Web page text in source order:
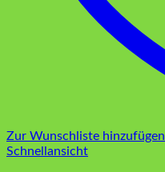
Zur Wunschliste hinzufügen
Schnellansicht